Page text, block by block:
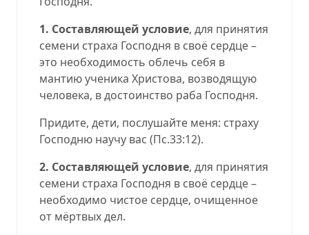
1. Составляющей условие, для принятия
семени страха Господня в своё сердце –
это необходимость облечь себя в
мантию ученика Христова, возводящую
человека, в достоинство раба Господня.
Придите, дети, послушайте меня: страху
Господню научу вас (Пс.33:12).
2. Составляющей условие, для принятия
семени страха Господня в своё сердце –
необходимо чистое сердце, очищенное
от мёртвых дел.